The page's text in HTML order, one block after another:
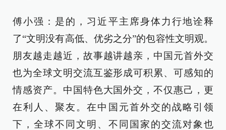
傅小强：是的，习近平主席身体力行地诠释
了“文明没有高低、优劣之分”的包容性文明观。
朋友越走越近，故事越讲越亲，中国元首外交
也为全球文明交流互鉴形成可积累、可感知的
情感资产。中国特色大国外交，不仅惠己，更
在利人、聚友。在中国元首外交的战略引领
下，全球不同文明、不同国家的交流对象也